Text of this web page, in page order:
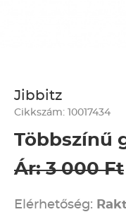
Jibbitz
Cikkszám: 10017434
Többszínű
Ár: 3 000 Ft
Elérhetőség: